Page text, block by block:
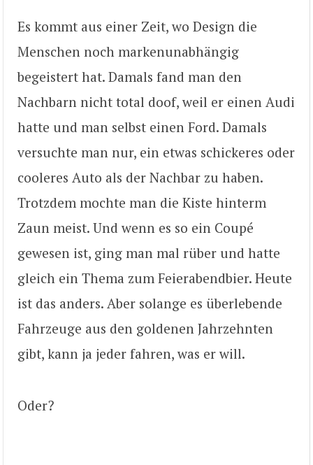
Es kommt aus einer Zeit, wo Design die
Menschen noch markenunabhängig
begeistert hat. Damals fand man den
Nachbarn nicht total doof, weil er einen Audi
hatte und man selbst einen Ford. Damals
versuchte man nur, ein etwas schickeres oder
cooleres Auto als der Nachbar zu haben.
Trotzdem mochte man die Kiste hinterm
Zaun meist. Und wenn es so ein Coupé
gewesen ist, ging man mal rüber und hatte
gleich ein Thema zum Feierabendbier. Heute
ist das anders. Aber solange es überlebende
Fahrzeuge aus den goldenen Jahrzehnten
gibt, kann ja jeder fahren, was er will.
Oder?